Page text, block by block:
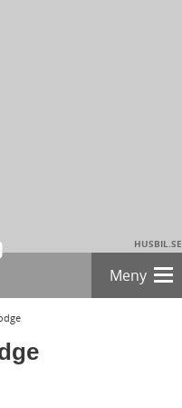
HUSBIL.SE
Meny